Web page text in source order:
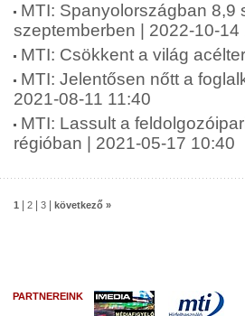
MTI: Spanyolországban 8,9
szeptemberben | 2022-10-14
MTI: Csökkent a világ
MTI: Jelentősen nőtt a
2021-08-11 11:40
MTI: Lassult a
régióban | 2021-05-17 10:40
1 2 3 következő »
PARTNEREINK